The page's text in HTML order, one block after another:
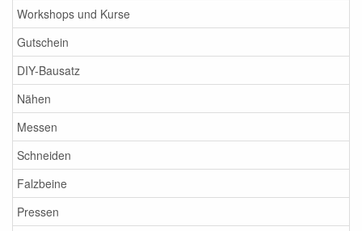
Workshops und Kurse
Gutschein
DIY-Bausatz
Nähen
Messen
Schneiden
Falzbeine
Pressen